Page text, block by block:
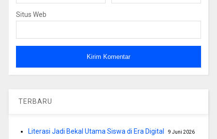
Situs Web
TERBARU
Literasi Jadi Bekal Utama Siswa di Era Digital 9 Juni 2026